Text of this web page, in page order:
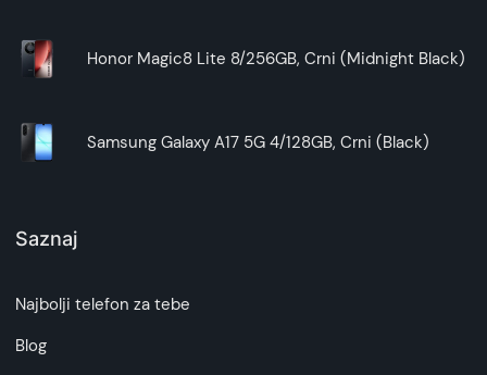
Honor Magic8 Lite 8/256GB, Crni (Midnight Black)
Samsung Galaxy A17 5G 4/128GB, Crni (Black)
Saznaj
Najbolji telefon za tebe
Blog